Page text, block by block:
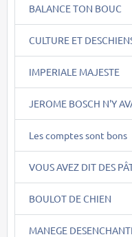
BALANCE TON BOUC
CULTURE ET
IMPERIALE MAJESTE
JEROME BOSCH N'Y
Les comptes sont bons
VOUS AVEZ DIT DES
BOULOT DE CHIEN
MANEGE